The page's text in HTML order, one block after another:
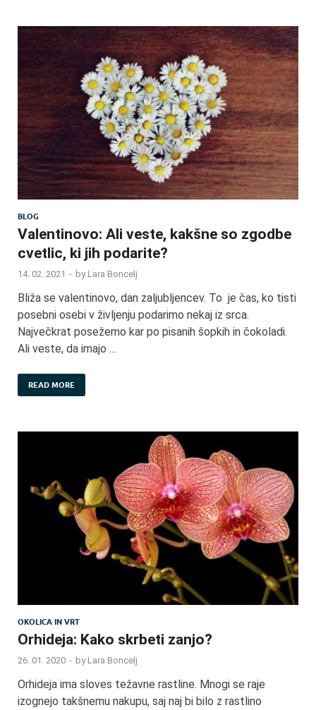
BLOG
Valentinovo: Ali veste, kakšne so zgodbe
cvetlic, ki jih podarite?
14. 02. 2021 - by Lara Boncelj
Bliža se valentinovo, dan zaljubljencev. To je čas, ko tisti
posebni osebi v življenju podarimo nekaj iz srca.
Največkrat posežemo kar po pisanih šopkih in čokoladi.
Ali veste, da imajo …
READ MORE
OKOLICA IN VRT
Orhideja: Kako skrbeti zanjo?
26. 01. 2020 - by Lara Boncelj
Orhideja ima sloves težavne rastline. Mnogi se raje
izognejo takšnemu nakupu, saj naj bi bilo z rastlino